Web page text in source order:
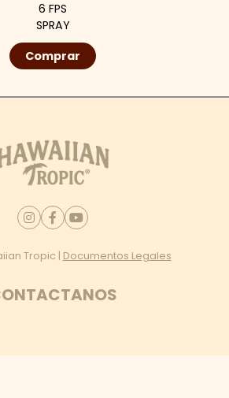
6 FPS
SPRAY
Comprar
Tropic | Documentos Legales